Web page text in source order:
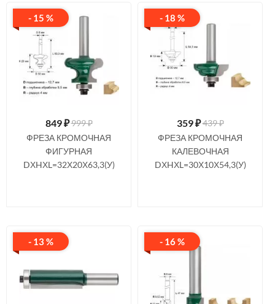
- 15 %
849₽999 ₽
ФРЕЗА КРОМОЧНАЯ
ФИГУРНАЯ
DХHХL=32Х20Х63,3(У)
- 18 %
359₽439 ₽
ФРЕЗА КРОМОЧНАЯ
КАЛЕВОЧНАЯ
DХHХL=30Х10Х54,3(У)
- 13 % - 16 %